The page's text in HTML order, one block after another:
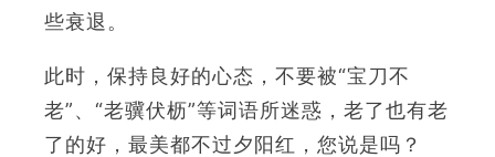
些衰退。
此时，保持良好的心态，不要被“宝刀不
老”、“老骥伏枥”等词语所迷惑，老了也有老
了的好，最美都不过夕阳红，您说是吗？